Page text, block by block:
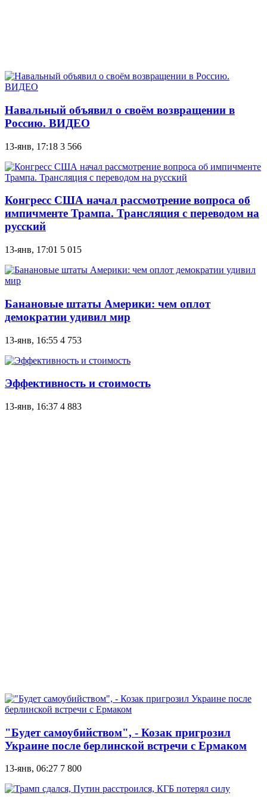
Навальный объявил о своём возвращении в
Россию. ВИДЕО
13-янв, 17:18 3 566
Конгресс США начал рассмотрение вопроса об
импичменте Трампа. Трансляция с переводом на
русский
13-янв, 17:01 5 015
Банановые штаты Америки: чем оплот
демократии удивил мир
13-янв, 16:55 4 753
Эффективность и стоимость
13-янв, 16:37 4 883
"Будет самоубийством", - Козак пригрозил
Украине после берлинской встречи с Ермаком
13-янв, 06:27 7 800